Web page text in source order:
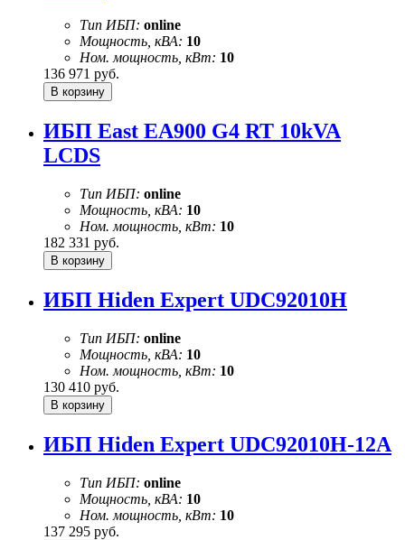
Тип ИБП: online
Мощность, кВА: 10
Ном. мощность, кВт: 10
136 971 руб.
ИБП East EA900 G4 RT 10kVA
LCDS
Тип ИБП: online
Мощность, кВА: 10
Ном. мощность, кВт: 10
182 331 руб.
ИБП Hiden Expert UDC92010H
Тип ИБП: online
Мощность, кВА: 10
Ном. мощность, кВт: 10
130 410 руб.
ИБП Hiden Expert UDC92010H-12A
Тип ИБП: online
Мощность, кВА: 10
Ном. мощность, кВт: 10
137 295 руб.